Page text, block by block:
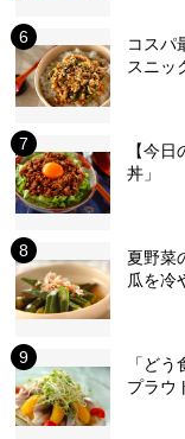
コスパ
スニッ
【今
丼」
夏野菜
瓜を冷
「ど
プラウ